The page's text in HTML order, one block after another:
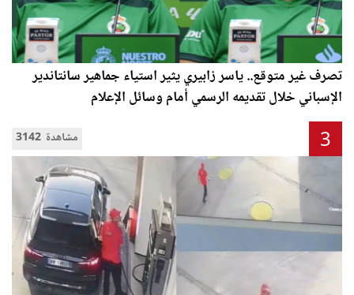
تصرف غير متوقع.. ياسر زابيري يثير استياء جماهير سانتاندير
الإسباني خلال تقديمه الرسمي أمام وسائل الإعلام
3142 مشاهدة 3